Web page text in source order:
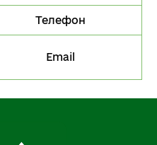
Телефон
Email